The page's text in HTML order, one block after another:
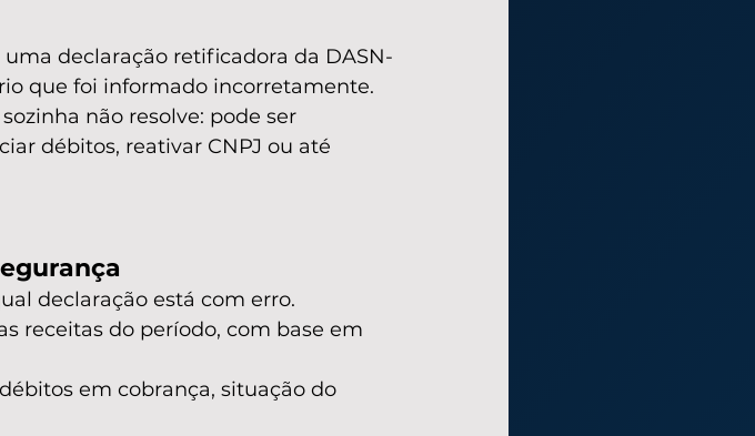
declaração retificadora da DASN-
que foi informado incorretamente.
não resolve: pode ser
débitos, reativar CNPJ ou até
declaração está com erro.
receitas do período, com base em
em cobrança, situação do